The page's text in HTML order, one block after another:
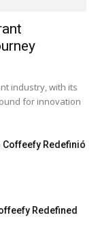
industry, with its
for innovation
Coffeefy Redefinió
Redefined